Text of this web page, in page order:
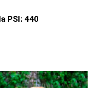
PSI: 440